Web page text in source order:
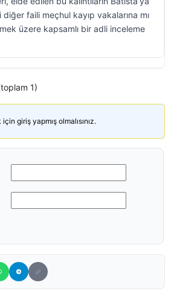
faili meçhul kayıp vakalarına mı
üzere kapsamlı bir adli inceleme
1)
giriş yapmış olmalısınız.